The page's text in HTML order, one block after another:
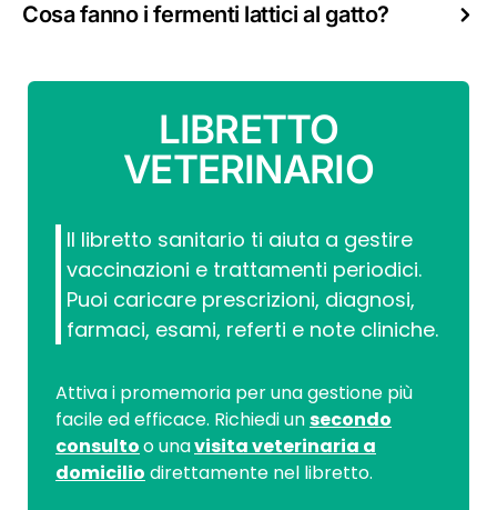
Cosa fanno i fermenti lattici al gatto?
LIBRETTO
VETERINARIO
Il libretto sanitario ti aiuta a gestire
vaccinazioni e trattamenti periodici.
Puoi caricare prescrizioni, diagnosi,
farmaci, esami, referti e note cliniche.
Attiva i promemoria per una gestione più
facile ed efficace. Richiedi unsecondo
consultoo unavisita veterinaria a
domicilio direttamente nel libretto.